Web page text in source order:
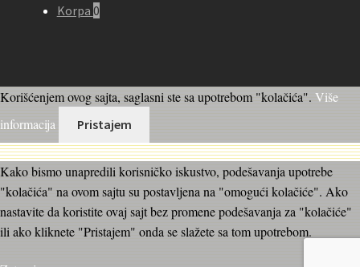
Korpa 0
Korišćenjem ovog sajta, saglasni ste sa upotrebom "kolačića". Više
informacija
Pristajem
Kako bismo unapredili korisničko iskustvo, podešavanja upotrebe
"kolačića" na ovom sajtu su postavljena na "omogući kolačiće". Ako
nastavite da koristite ovaj sajt bez promene podešavanja za "kolačiće"
ili ako kliknete "Pristajem" onda se slažete sa tom upotrebom.